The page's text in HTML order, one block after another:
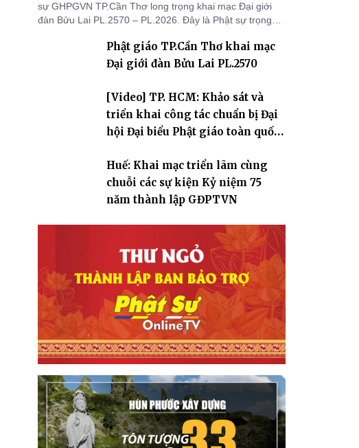
sự GHPGVN TP.Cần Thơ long trọng khai mạc Đại giới
đàn Bửu Lai PL.2570 – PL.2026. Đây là Phật sự trọng
của Đại hội Phật giáo thành phố lần thứ I, thể hiện sự
quan tâm đối với công tác truyền giới, đào tạo Tăng tài
Phật giáo TP.Cần Thơ khai mạc
Đại giới đàn Bửu Lai PL.2570
[Video] TP. HCM: Khảo sát và
triển khai công tác chuẩn bị Đại
hội Đại biểu Phật giáo toàn quốc
Huế: Khai mạc triển lãm cùng
chuỗi các sự kiện Kỷ niệm 75
năm thành lập GĐPTVN